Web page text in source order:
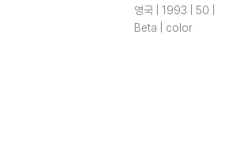
영국 | 1993 | 50 |
Beta | color